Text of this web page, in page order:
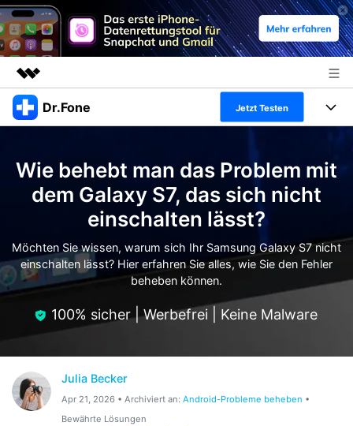
Top-Produkte
Dienstprogramme
Überblick
Lösungen
Über uns
Shop
Dr.Fone Jetzt Testen
Alles-in-einem-Toolkit
Weitere Tools und Apps
Full Toolkit anzeigen >
Lösungen
Entdecken Sie weitere Dr.Fone-Lösungen
Lernen und Unterstützung
Ressourcen & Lernen
Android 16 FRP-Umgehung
DOWNLOAD Anmelden
Suchen
Wie behebt man das Problem mit
dem Galaxy S7, das sich nicht
einschalten lässt?
Möchten Sie wissen, warum sich Ihr Samsung Galaxy S7 nicht
einschalten lässt? Hier erfahren Sie alles, wie Sie den Fehler
beheben können.
100% sicher | Werbefrei | Keine Malware
Julia Becker
Apr 21, 2026 • Archiviert an: Android-Probleme beheben •
Bewährte Lösungen